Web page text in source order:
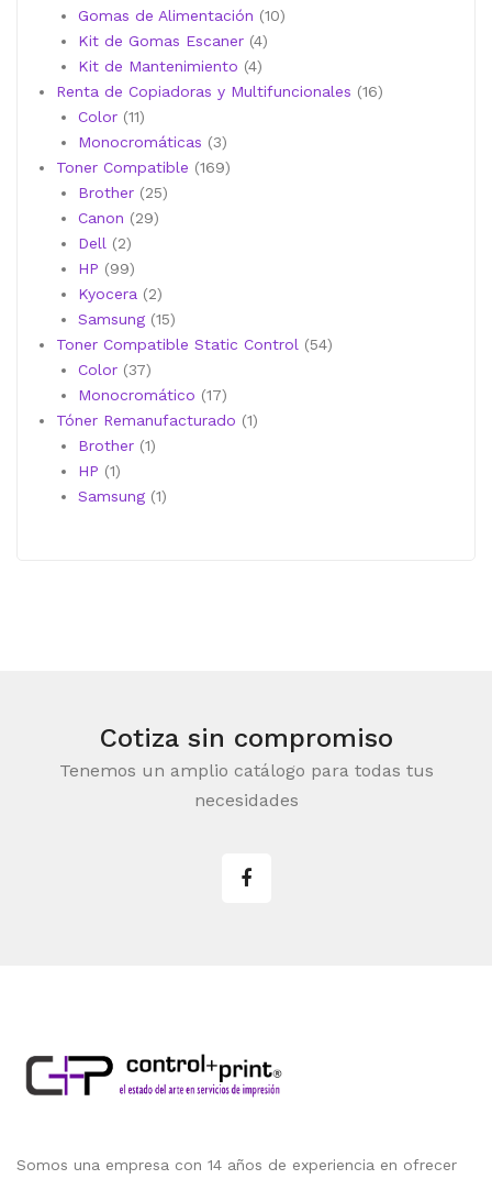
Gomas de Alimentación 1010
Kit de Gomas Escaner 44
Kit de Mantenimiento 44
productos
Renta de Copiadoras y Multifuncionales 1616
Color 1111
productos
Monocromáticas 33
productos
Toner Compatible 169169
Brother 2525
Canon 2929
Dell 22
productos
HP 9999
productos
Kyocera 22
productos
Samsung 1515
productos
Toner Compatible Static Control 5454
Color 3737
productos
Monocromático 1717
productos
Tóner Remanufacturado 11
Brother 11
HP 11
producto
Samsung 11
Cotiza sin compromiso
Tenemos un amplio catálogo para todas tus
necesidades
Somos una empresa con 14 años de experiencia en ofrecer